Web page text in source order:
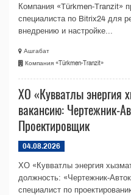
Компания «Türkmen-Tranzit»
специалиста по Bitrix24 для
внедрению и настройке...
Ашгабат
Компания «Türkmen-Tranzit»
ХО «Кувватлы энергия
вакансию: Чертежник-
Проектировщик
04.08.2026
ХО «Кувватлы энергия
должность: «Чертежник-
специалист по